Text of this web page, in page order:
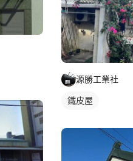
源勝工業社
鐵皮屋